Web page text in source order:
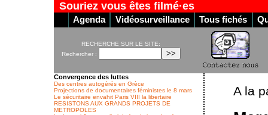
Souriez vous êtes filmé·es
Agenda Vidéosurveillance Tous fichés
RECHERCHE SUR LE SITE:
Rechercher :
A la
Convergence des luttes
Des centres autogérés en Grèce
Projections de documentaires féministes le 8 mars
Le sécuritaire envahit Paris VIII la libertaire
RESISTONS AUX GRANDS PROJETS DE
METROPOLES